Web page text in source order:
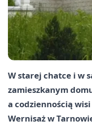
W starej chatce i w
zamieszkanym
a codziennością
Wernisaż w